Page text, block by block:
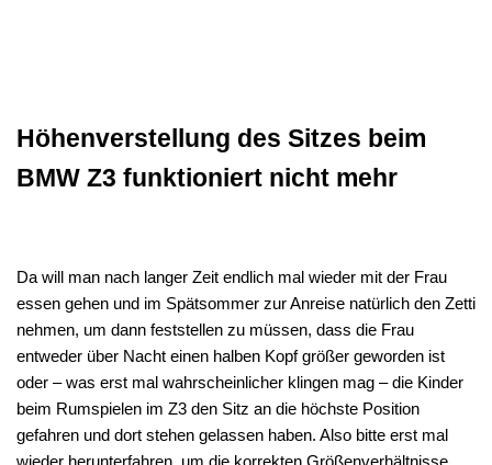
Höhenverstellung des Sitzes beim
BMW Z3 funktioniert nicht mehr
Da will man nach langer Zeit endlich mal wieder mit der Frau
essen gehen und im Spätsommer zur Anreise natürlich den Zetti
nehmen, um dann feststellen zu müssen, dass die Frau
entweder über Nacht einen halben Kopf größer geworden ist
oder – was erst mal wahrscheinlicher klingen mag – die Kinder
beim Rumspielen im Z3 den Sitz an die höchste Position
gefahren und dort stehen gelassen haben. Also bitte erst mal
wieder herunterfahren, um die korrekten Größenverhältnisse